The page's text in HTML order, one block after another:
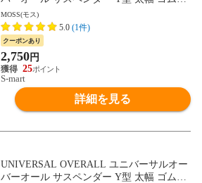
クリップ式 吊りバンド 黒 ブラック uv0897
i
MOSS(モス)
5.0 (1件)
クーポンあり
2,750円
25
S-mart
詳細を見る
UNIVERSAL OVERALL ユニバーサルオー
バーオール サスペンダー Y型 太幅 ゴム地